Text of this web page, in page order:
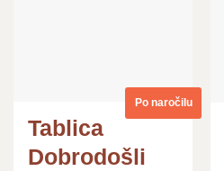
Po naročilu
Tablica
Dobrodošli